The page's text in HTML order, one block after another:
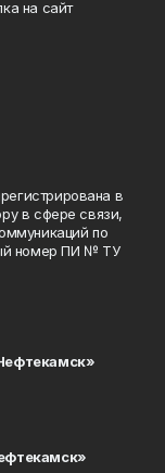
на сайт
в
в сфере связи,
по
номер ПИ № ТУ